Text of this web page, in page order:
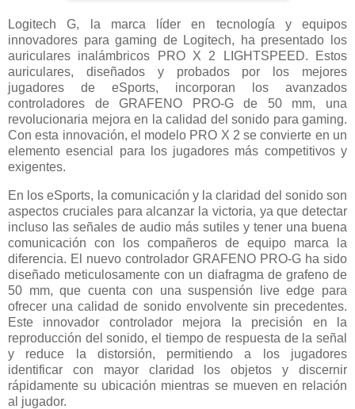
Logitech G, la marca líder en tecnología y equipos
innovadores para gaming de Logitech, ha presentado los
auriculares inalámbricos PRO X 2 LIGHTSPEED. Estos
auriculares, diseñados y probados por los mejores
jugadores de eSports, incorporan los avanzados
controladores de GRAFENO PRO-G de 50 mm, una
revolucionaria mejora en la calidad del sonido para gaming.
Con esta innovación, el modelo PRO X 2 se convierte en un
elemento esencial para los jugadores más competitivos y
exigentes.
En los eSports, la comunicación y la claridad del sonido son
aspectos cruciales para alcanzar la victoria, ya que detectar
incluso las señales de audio más sutiles y tener una buena
comunicación con los compañeros de equipo marca la
diferencia. El nuevo controlador GRAFENO PRO-G ha sido
diseñado meticulosamente con un diafragma de grafeno de
50 mm, que cuenta con una suspensión live edge para
ofrecer una calidad de sonido envolvente sin precedentes.
Este innovador controlador mejora la precisión en la
reproducción del sonido, el tiempo de respuesta de la señal
y reduce la distorsión, permitiendo a los jugadores
identificar con mayor claridad los objetos y discernir
rápidamente su ubicación mientras se mueven en relación
al jugador.